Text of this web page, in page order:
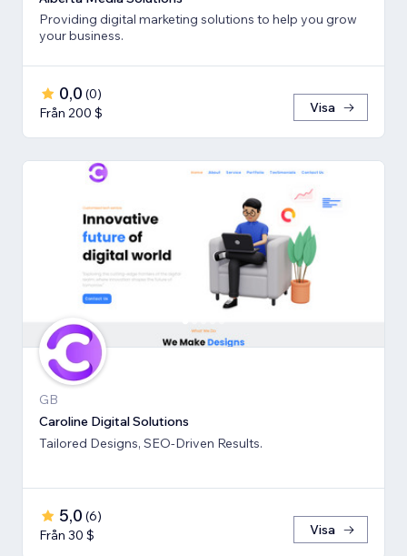
Providing digital marketing solutions to help you grow
your business.
0,0 (0)
Från 200 $
Visa
GB
Caroline Digital Solutions
Tailored Designs, SEO-Driven Results.
5,0 (6)
Från 30 $
Visa